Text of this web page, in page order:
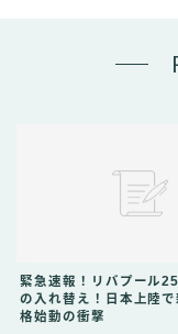
緊急速報！リバプール
の入れ替え！日本上陸で
格始動の衝撃